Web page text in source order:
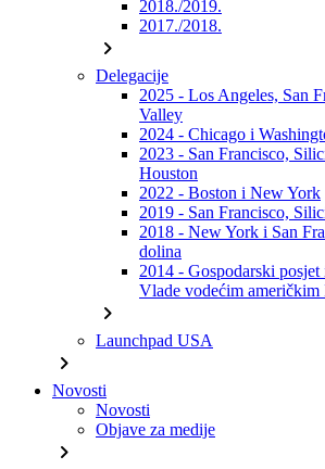
2018./2019.
2017./2018.
chevron_right
Delegacije
2025 - Los Angeles, San
Valley
2024 - Chicago i
2023 - San Francisco,
Houston
2022 - Boston i New York
2019 - San Francisco,
2018 - New York i San
dolina
2014 - Gospodarski posjet
Vlade vodećim američkim
chevron_right
Launchpad USA
chevron_right
Novosti
Novosti
Objave za medije
chevron_right